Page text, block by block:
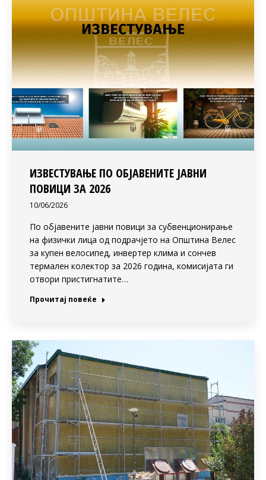
ИЗВЕСТУВАЊЕ ПО ОБЈАВЕНИТЕ ЈАВНИ
ПОВИЦИ ЗА 2026
10/06/2026
По објавените јавни повици за субвенционирање
на физички лица од подрачјето на Општина Велес
за купен велосипед, инвертер клима и сончев
термален колектор за 2026 година, комисијата ги
отвори пристигнатите…
Прочитај повеќе